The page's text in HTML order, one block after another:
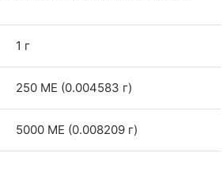
1 г
250 МЕ (0.004583 г)
5000 МЕ (0.008209 г)